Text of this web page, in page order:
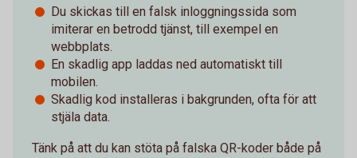
Du skickas till en falsk inloggningssida som
imiterar en betrodd tjänst, till exempel en
webbplats.
En skadlig app laddas ned automatiskt till
mobilen.
Skadlig kod installeras i bakgrunden, ofta för att
stjäla data.
Tänk på att du kan stöta på falska QR-koder både på